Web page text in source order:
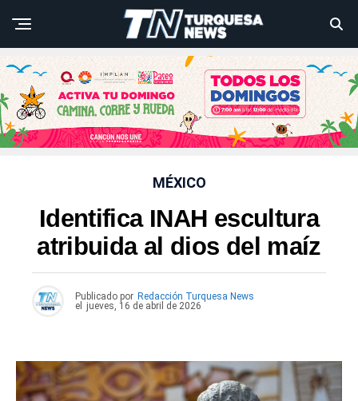
MÉXICO
Identifica INAH escultura
atribuida al dios del maíz
Publicado por Redacción Turquesa News
el
jueves, 16 de abril de 2026